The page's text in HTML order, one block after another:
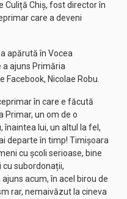
Culiță Chiș, fost director în
care a deveni
apărută în Vocea
ajuns Primăria
Facebook, Nicolae Robu.
în care e făcută
Primar, un om de o
înaintea lui, un altul la fel,
departe în timp! Timișoara
cu școli serioase, bine
subordonații,
acum, în acel birou de
rar, nemaivăzut la cineva